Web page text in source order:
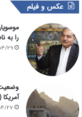
عکس و فیلم
را به
29
27